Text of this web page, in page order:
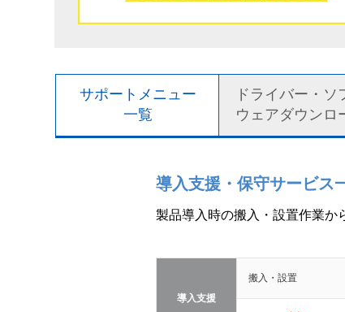
サポートメニュー
一覧
ドライバー・ソ
ウェアダウンロ
導入支援・保守サービス
製品導入時の搬入・設置作業か
導入支援
搬入・設置